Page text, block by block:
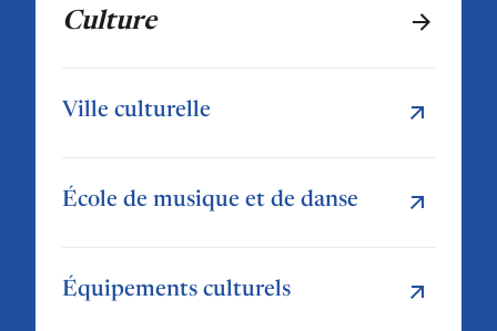
Culture
Ville culturelle
École de musique et de danse
Équipements culturels